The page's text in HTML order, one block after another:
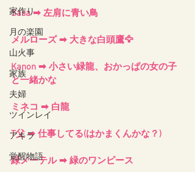
家作り
月の楽園
山火事
家族
夫婦
ツインレイ
アキラ
覚醒物語
Sasa ➡ 左肩に青い鳥
メルローズ ➡ 大きな白頭鷹🦅
Kanon ➡ 小さい緑龍、おかっぱの女の子
と一緒かな
ミネコ ➡ 白龍
T父 ➡ 仕事してる(はかまくんかな？)
緑メーテル ➡ 緑のワンピース